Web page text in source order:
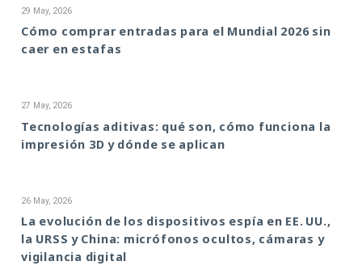
29 May, 2026
Cómo comprar entradas para el Mundial 2026 sin
caer en estafas
27 May, 2026
Tecnologías aditivas: qué son, cómo funciona la
impresión 3D y dónde se aplican
26 May, 2026
La evolución de los dispositivos espía en EE. UU.,
la URSS y China: micrófonos ocultos, cámaras y
vigilancia digital